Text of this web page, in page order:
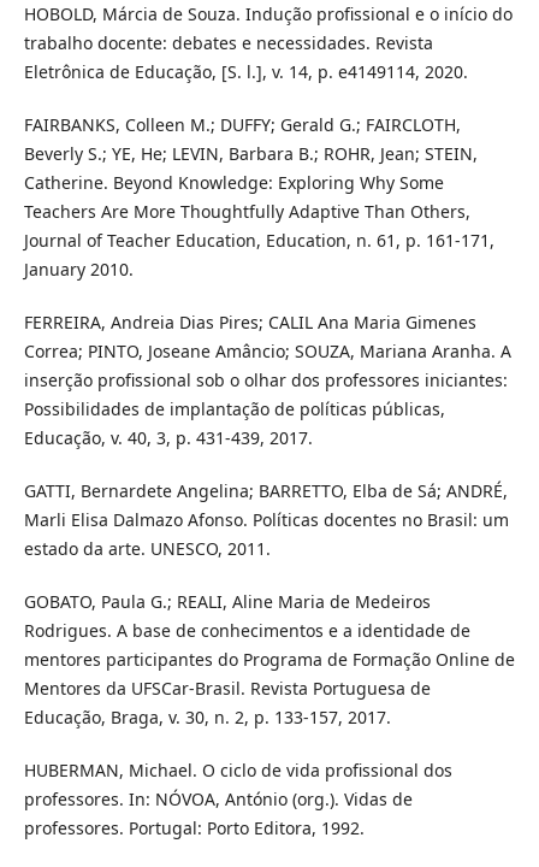
HOBOLD, Márcia de Souza. Indução profissional e o início do
trabalho docente: debates e necessidades. Revista
Eletrônica de Educação, [S. l.], v. 14, p. e4149114, 2020.
FAIRBANKS, Colleen M.; DUFFY; Gerald G.; FAIRCLOTH,
Beverly S.; YE, He; LEVIN, Barbara B.; ROHR, Jean; STEIN,
Catherine. Beyond Knowledge: Exploring Why Some
Teachers Are More Thoughtfully Adaptive Than Others,
Journal of Teacher Education, Education, n. 61, p. 161-171,
January 2010.
FERREIRA, Andreia Dias Pires; CALIL Ana Maria Gimenes
Correa; PINTO, Joseane Amâncio; SOUZA, Mariana Aranha. A
inserção profissional sob o olhar dos professores iniciantes:
Possibilidades de implantação de políticas públicas,
Educação, v. 40, 3, p. 431-439, 2017.
GATTI, Bernardete Angelina; BARRETTO, Elba de Sá; ANDRÉ,
Marli Elisa Dalmazo Afonso. Políticas docentes no Brasil: um
estado da arte. UNESCO, 2011.
GOBATO, Paula G.; REALI, Aline Maria de Medeiros
Rodrigues. A base de conhecimentos e a identidade de
mentores participantes do Programa de Formação Online de
Mentores da UFSCar-Brasil. Revista Portuguesa de
Educação, Braga, v. 30, n. 2, p. 133-157, 2017.
HUBERMAN, Michael. O ciclo de vida profissional dos
professores. In: NÓVOA, António (org.). Vidas de
professores. Portugal: Porto Editora, 1992.